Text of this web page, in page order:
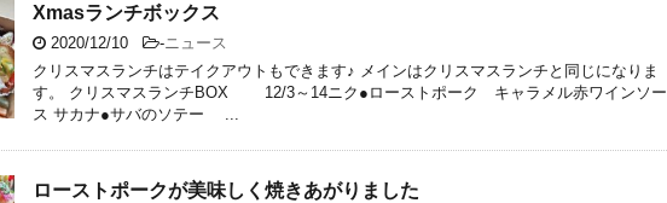
Xmasランチボックス
2020/12/10 -ニュース
クリスマスランチはテイクアウトもできます♪ メインはクリスマスランチと同じになりま
す。 クリスマスランチBOX 12/3～14ニク●ローストポーク キャラメル赤ワインソー
ス サカナ●サバのソテー ...
ローストポークが美味しく焼きあがりました